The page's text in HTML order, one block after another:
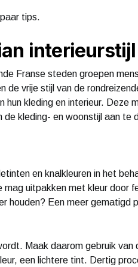
tips.
interieurstijl
Franse steden groepen
de vrije stijl van de
hun kleding en interieur. Deze
kleding- en woonstijl aan te
en knalkleuren in het
mag uitpakken met kleur door
houden? Een meer gematigd
Maak daarom gebruik van
een lichtere tint. Dertig